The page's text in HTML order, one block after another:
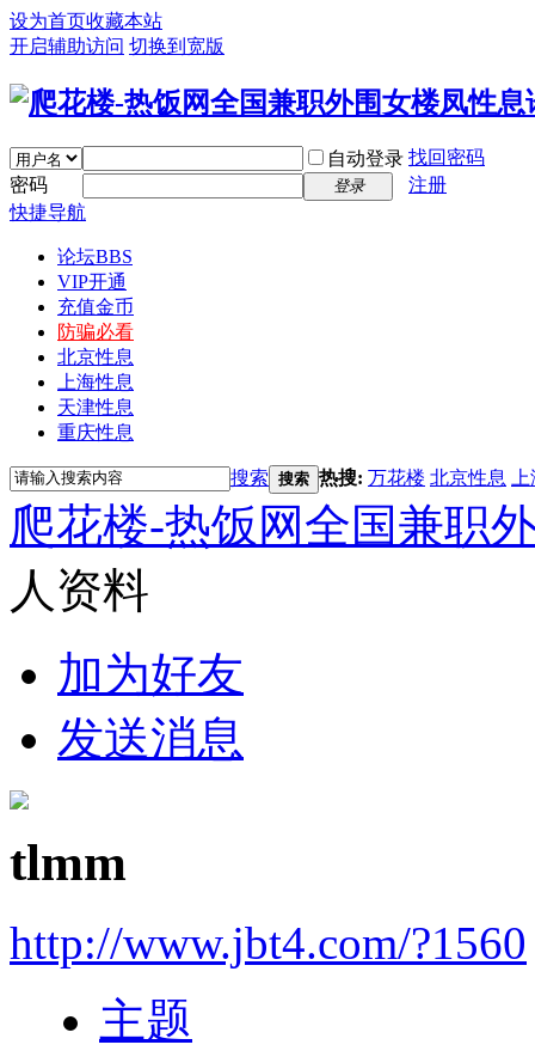
设为首页收藏本站
开启辅助访问 切换到宽版
自动登录 找回密码
密码
登录
注册
快捷导航
论坛BBS
VIP开通
充值金币
防骗必看
北京性息
上海性息
天津性息
重庆性息
搜索 搜索 热搜: 万花楼 北京性息
爬花楼-热饭网全国兼职
人资料
加为好友
发送消息
tlmm
http://www.jbt4.com/?1560
主题